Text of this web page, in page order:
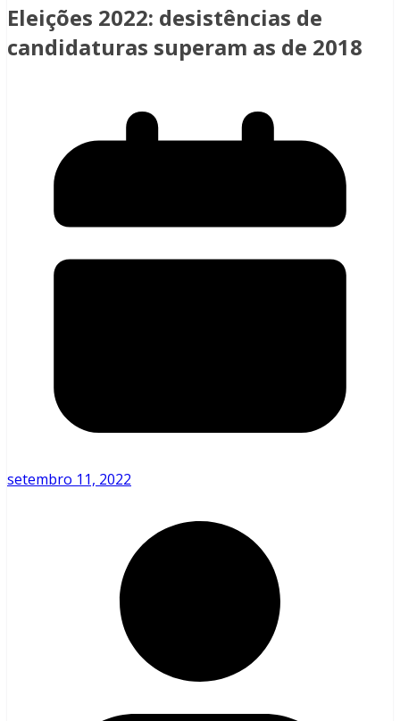
Eleições 2022: desistências de
candidaturas superam as de 2018
setembro 11, 2022